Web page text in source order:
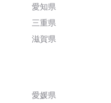
愛知県
三重県
滋賀県
愛媛県